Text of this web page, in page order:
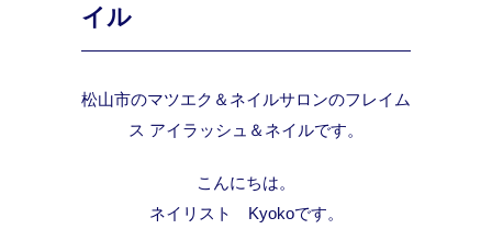
イル
松山市のマツエク＆ネイルサロンのフレイム
ス アイラッシュ＆ネイルです。
こんにちは。
ネイリスト Kyokoです。